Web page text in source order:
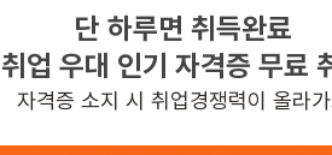
찾으시는 조건의 일자리가 없습니다
더욱더 노력하는 케어파트너가 되겠습니다.
단 하루면 취득완료
취업 우대 인기 자격증 무료
자격증 소지 시 취업경쟁력이 올라